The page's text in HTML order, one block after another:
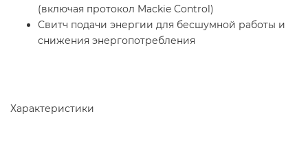
(включая протокол Mackie Control)
Свитч подачи энергии для бесшумной работы и
снижения энергопотребления
Характеристики